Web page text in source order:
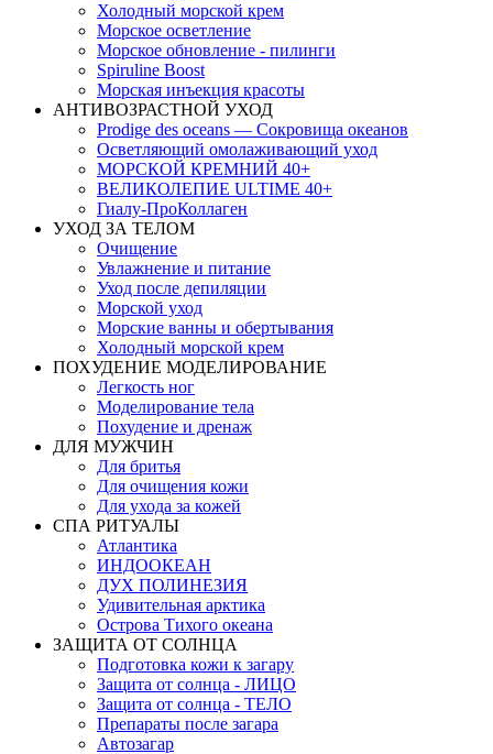
Холодный морской крем
Морское осветление
Морское обновление - пилинги
Spiruline Boost
Морская инъекция красоты
АНТИВОЗРАСТНОЙ УХОД
Prodige des oceans — Сокровища океанов
Осветляющий омолаживающий уход
МОРСКОЙ КРЕМНИЙ 40+
ВЕЛИКОЛЕПИЕ ULTIME 40+
Гиалу-ПроКоллаген
УХОД ЗА ТЕЛОМ
Очищение
Увлажнение и питание
Уход после депиляции
Морской уход
Морские ванны и обертывания
Холодный морской крем
ПОХУДЕНИЕ МОДЕЛИРОВАНИЕ
Легкость ног
Моделирование тела
Похудение и дренаж
ДЛЯ МУЖЧИН
Для бритья
Для очищения кожи
Для ухода за кожей
СПА РИТУАЛЫ
Атлантика
ИНДООКЕАН
ДУХ ПОЛИНЕЗИЯ
Удивительная арктика
Острова Тихого океана
ЗАЩИТА ОТ СОЛНЦА
Подготовка кожи к загару
Защита от солнца - ЛИЦО
Защита от солнца - ТЕЛО
Препараты после загара
Автозагар